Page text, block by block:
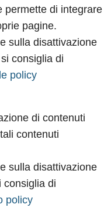
permette di integrare
pagine.
sulla disattivazione
consiglia di
policy
di contenuti
contenuti
sulla disattivazione
consiglia di
policy